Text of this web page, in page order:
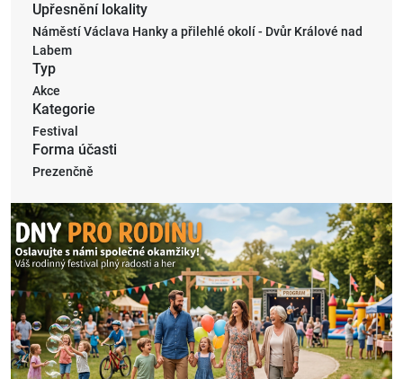
Upřesnění lokality
Náměstí Václava Hanky a přilehlé okolí - Dvůr Králové nad
Labem
Typ
Akce
Kategorie
Festival
Forma účasti
Prezenčně